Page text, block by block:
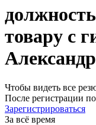
товару с
Чтобы видеть все
После регистрации
Зарегистрироваться
За всё время